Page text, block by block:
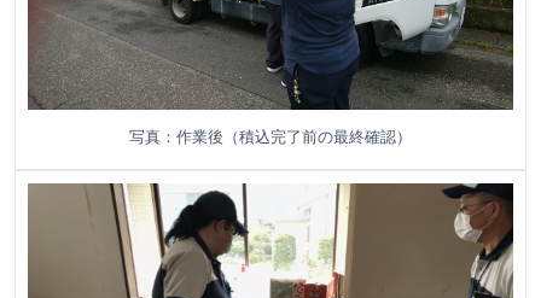
写真：作業後（積込完了前の最終確認）